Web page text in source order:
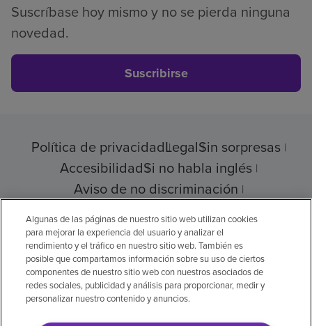
Suscríbase hoy mismo y no se pierda ninguna
novedad.
Suscribirse
Política de privacidadLegalSin sorpresas
AccesibilidadSi no habla inglés
Aviso de no discriminación
© 2026 Encompass Health Corporation
Preferencias de cookies
Algunas de las páginas de nuestro sitio web utilizan cookies
para mejorar la experiencia del usuario y analizar el
rendimiento y el tráfico en nuestro sitio web. También es
posible que compartamos información sobre su uso de ciertos
componentes de nuestro sitio web con nuestros asociados de
redes sociales, publicidad y análisis para proporcionar, medir y
personalizar nuestro contenido y anuncios.